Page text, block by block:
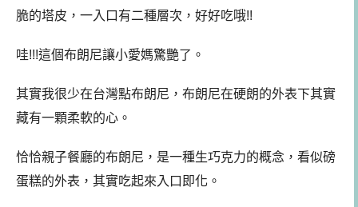
脆的塔皮，一入口有二種層次，好好吃哦!!
哇!!!這個布朗尼讓小愛媽驚艷了。
其實我很少在台灣點布朗尼，布朗尼在硬朗的外表下其實
藏有一顆柔軟的心。
恰恰親子餐廳的布朗尼，是一種生巧克力的概念，看似磅
蛋糕的外表，其實吃起來入口即化。